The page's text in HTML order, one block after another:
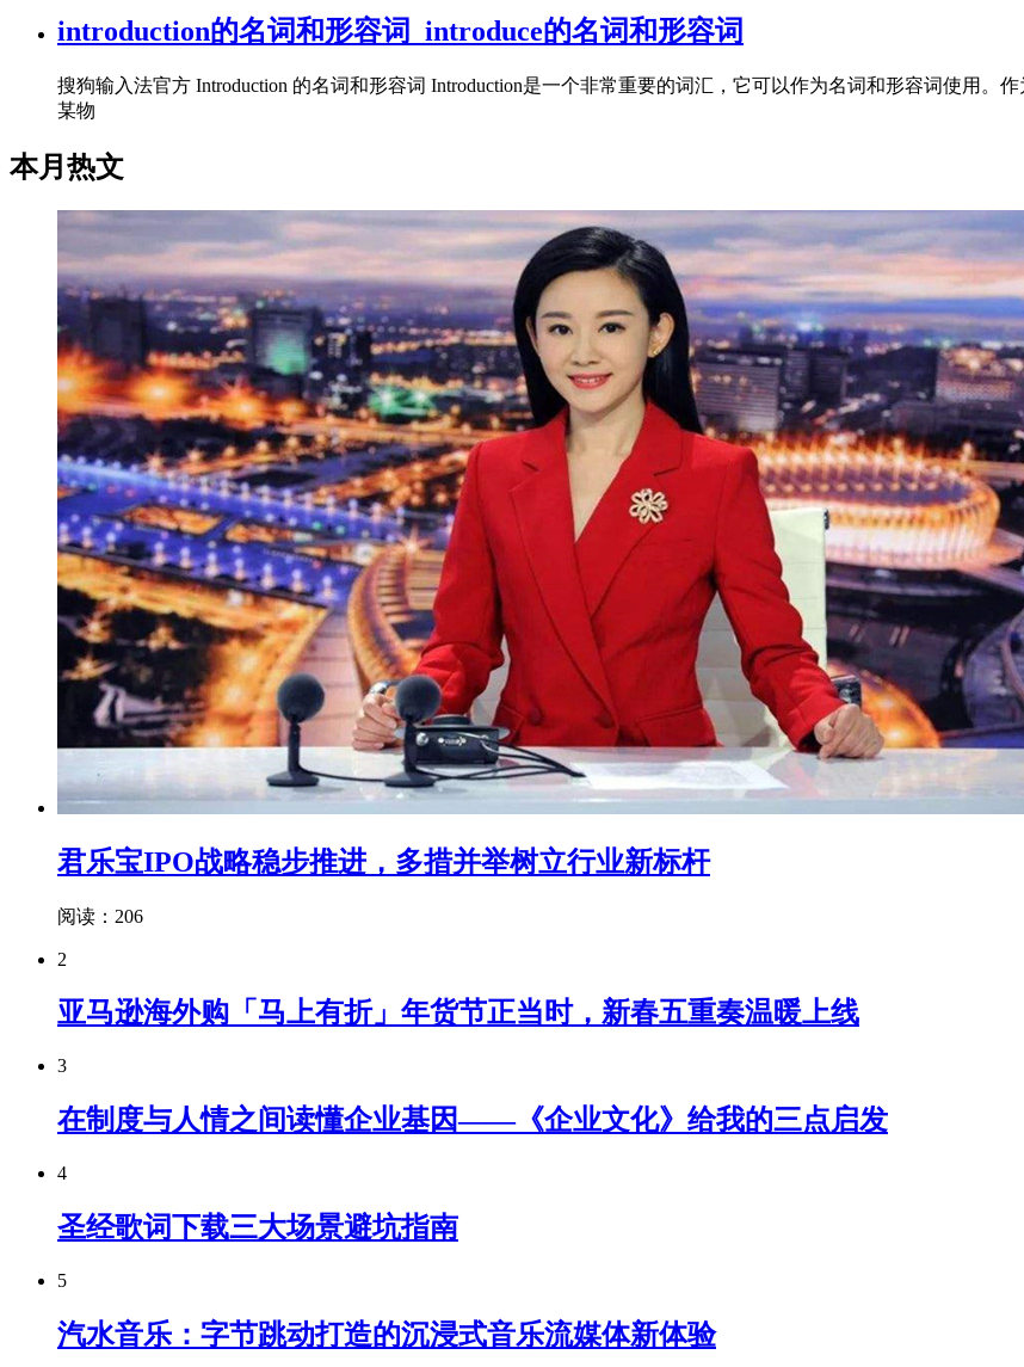
introduction的名词和形容词_introduce的名词和形容词
搜狗输入法官方 Introduction 的名词和形容词 Introduction是一个非常重要的词汇，它可以作为名词和形容词使用。
某物
本月热文
君乐宝IPO战略稳步推进，多措并举树立行业新标杆
阅读：206
2
亚马逊海外购「马上有折」年货节正当时，新春五重奏温暖上线
3
在制度与人情之间读懂企业基因——《企业文化》给我的三点启发
4
圣经歌词下载三大场景避坑指南
5
汽水音乐：字节跳动打造的沉浸式音乐流媒体新体验